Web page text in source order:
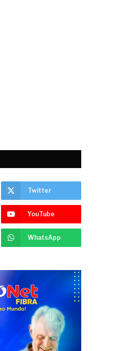
Twitter
YouTube
WhatsApp